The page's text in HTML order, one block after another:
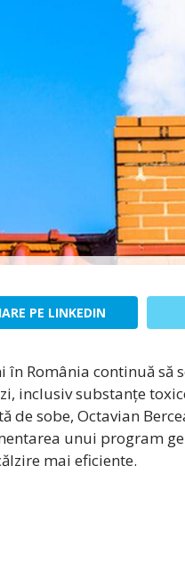
PE LINKEDIN
România continuă să
inclusiv substanțe
sobe, Octavian
unui program
mai eficiente.